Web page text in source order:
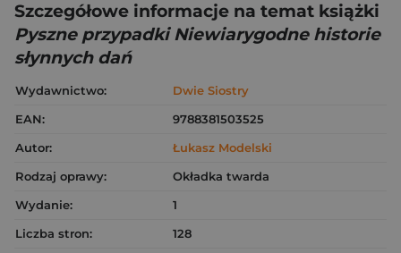
Szczegółowe informacje na temat książki
Pyszne przypadki Niewiarygodne historie
słynnych dań
Wydawnictwo:
Dwie Siostry
EAN:
9788381503525
Autor:
Łukasz Modelski
Rodzaj oprawy:
Okładka twarda
Wydanie:
1
Liczba stron:
128